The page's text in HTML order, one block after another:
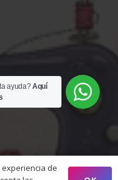
ayuda?Aquí
de